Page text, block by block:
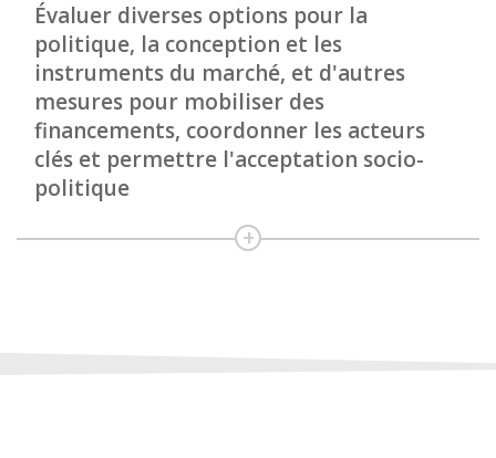
Évaluer diverses options pour la
politique, la conception et les
instruments du marché, et d'autres
mesures pour mobiliser des
financements, coordonner les acteurs
clés et permettre l'acceptation socio-
politique